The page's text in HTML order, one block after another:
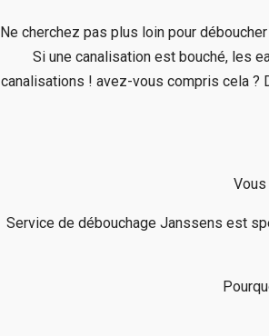
Ne cherchez pas plus loin pour
Si une canalisation est bouché, les
canalisations ! avez-vous compris cela ?
Service de débouchage Janssens est